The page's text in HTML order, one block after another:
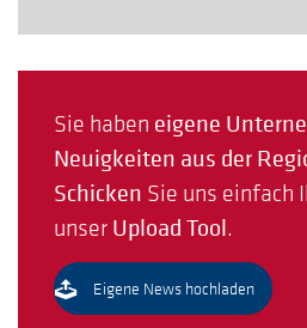
Sie haben eigene
Neuigkeiten aus der
Schicken Sie uns einfach
unser Upload Tool.
Eigene News hochladen